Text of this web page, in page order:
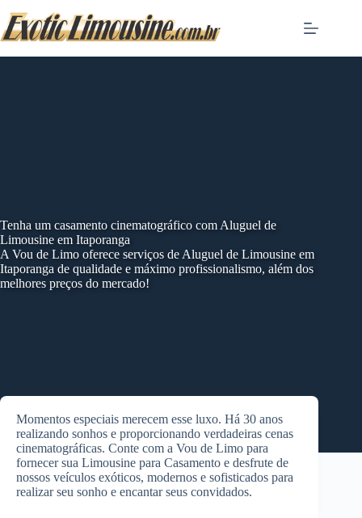
to
content
Tenha um casamento cinematográfico com Aluguel de
Limousine em Itaporanga
A Vou de Limo oferece serviços de Aluguel de Limousine em
Itaporanga de qualidade e máximo profissionalismo, além dos
melhores preços do mercado!
Momentos especiais merecem esse luxo. Há 30 anos
realizando sonhos e proporcionando verdadeiras cenas
cinematográficas. Conte com a Vou de Limo para
fornecer sua Limousine para Casamento e desfrute de
nossos veículos exóticos, modernos e sofisticados para
realizar seu sonho e encantar seus convidados.